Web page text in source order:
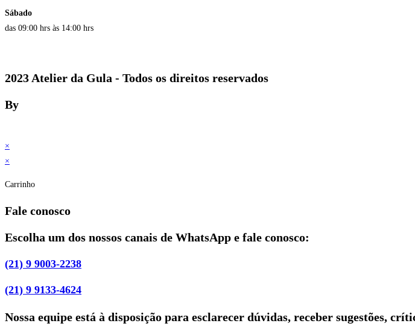
Sábado
das 09:00 hrs às 14:00 hrs
2023 Atelier da Gula - Todos os direitos reservados
By
×
×
Carrinho
Fale conosco
Escolha um dos nossos canais de WhatsApp e fale conosco:
(21) 9 9003-2238
(21) 9 9133-4624
Nossa equipe está à disposição para esclarecer dúvidas, receber sugestões,